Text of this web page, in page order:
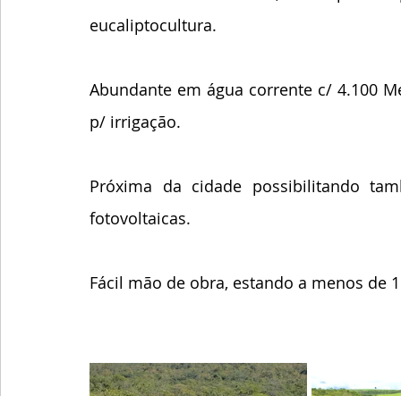
eucaliptocultura.
Abundante em água corrente c/ 4.100
p/ irrigação.
Próxima da cidade possibilitando
fotovoltaicas.
Fácil mão de obra, estando a menos de